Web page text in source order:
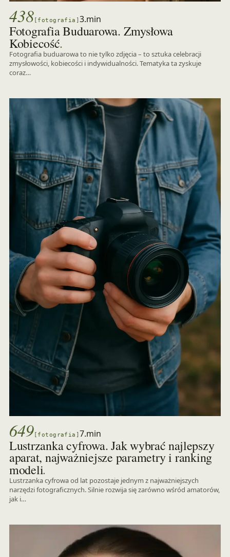
438 [fotografia]3.min
Fotografia Buduarowa. Zmysłowa
Kobiecość.
Fotografia buduarowa to nie tylko zdjęcia – to sztuka celebracji
zmysłowości, kobiecości i indywidualności. Tematyka ta zyskuje
coraz…
649 [fotografia] 7.min
Lustrzanka cyfrowa. Jak wybrać najlepszy
aparat, najważniejsze parametry i ranking
modeli.
Lustrzanka cyfrowa od lat pozostaje jednym z najważniejszych
narzędzi fotograficznych. Silnie rozwija się zarówno wśród amatorów,
jak i…